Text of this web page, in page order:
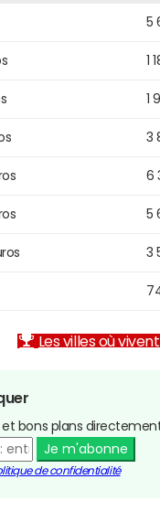
5
1
1
3
6
5
3
Les villes où
bons plans
Je m'abonne
de confidentialité